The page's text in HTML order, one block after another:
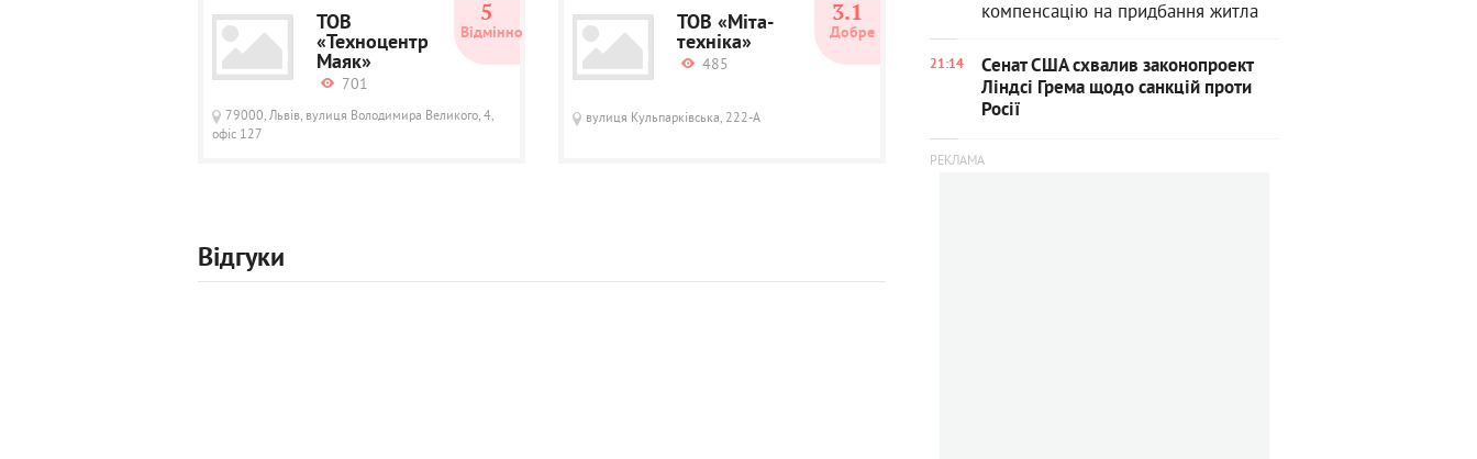
ТОВ
«Техноцентр
Маяк»
701
79000, Львів, вулиця Володимира Великого, 4,
офіс 127
5
Відмінно ТОВ «Міта-
техніка»
485
вулиця Кульпарківська, 222-А
3.1
Добре
Відгуки
компенсацію на придбання житла
21:14
Сенат США схвалив законопроект
Ліндсі Грема щодо санкцій проти
Росії